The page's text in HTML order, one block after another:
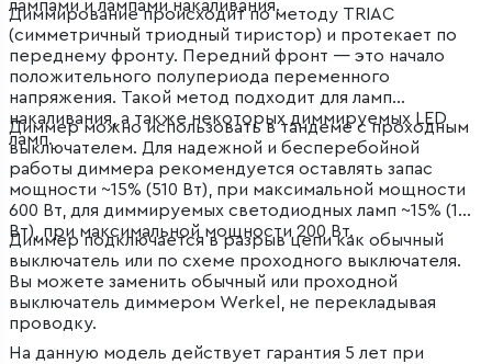
лампами и лампами накаливания.
Диммирование происходит по методу TRIAC
(симметричный триодный тиристор) и протекает по
переднему фронту. Передний фронт — это начало
положительного полупериода переменного
напряжения. Такой метод подходит для ламп
накаливания, а также некоторых диммируемых LED
ламп.
Диммер можно использовать в тандеме с проходным
выключателем. Для надежной и бесперебойной
работы диммера рекомендуется оставлять запас
мощности ~15% (510 Вт), при максимальной мощности
600 Вт, для диммируемых светодиодных ламп ~15% (170
Вт), при максимальной мощности 200 Вт.
Диммер подключается в разрыв цепи как обычный
выключатель или по схеме проходного выключателя.
Вы можете заменить обычный или проходной
выключатель диммером Werkel, не перекладывая
проводку.
На данную модель действует гарантия 5 лет при